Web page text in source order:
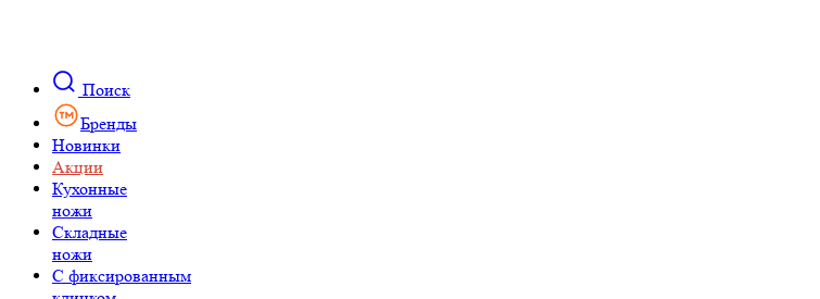
Поиск
Бренды
Новинки
Акции
Кухонные
ножи
Складные
ножи
C фиксированным